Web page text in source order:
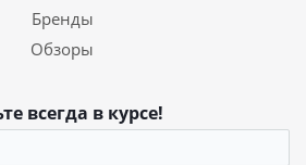
Бренды
Обзоры
всегда в курсе!